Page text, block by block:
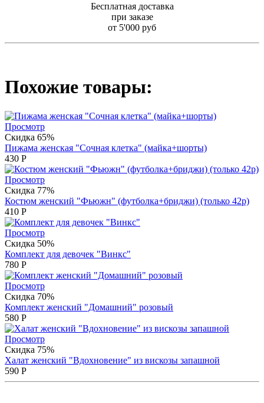
Бесплатная доставка
при заказе
от 5'000 руб
Похожие товары:
Просмотр
Скидка 65%
Пижама женская "Сочная клетка" (майка+шорты)
430 Р
Просмотр
Скидка 77%
Костюм женский "Фьюжн" (футболка+бриджи) (только 42р)
410 Р
Просмотр
Скидка 50%
Комплект для девочек "Винкс"
780 Р
Просмотр
Скидка 70%
Комплект женский "Домашний" розовый
580 Р
Просмотр
Скидка 75%
Халат женский "Вдохновение" из вискозы запашной
590 Р